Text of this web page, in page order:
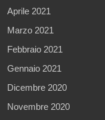
Aprile 2021
Marzo 2021
Febbraio 2021
Gennaio 2021
Dicembre 2020
Novembre 2020